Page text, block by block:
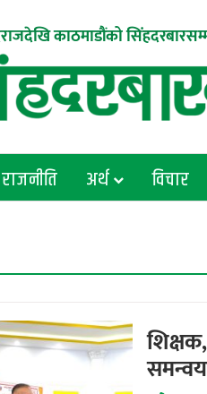
काठमाडौंको
राजनीति अर्थ विचार